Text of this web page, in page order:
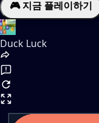
🎮 지금 플레이하기
Duck Luck